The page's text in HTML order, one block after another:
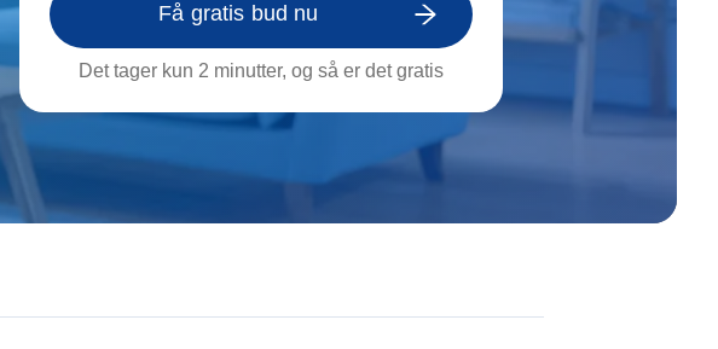
Få gratis bud nu
Det tager kun 2 minutter, og så er det gratis